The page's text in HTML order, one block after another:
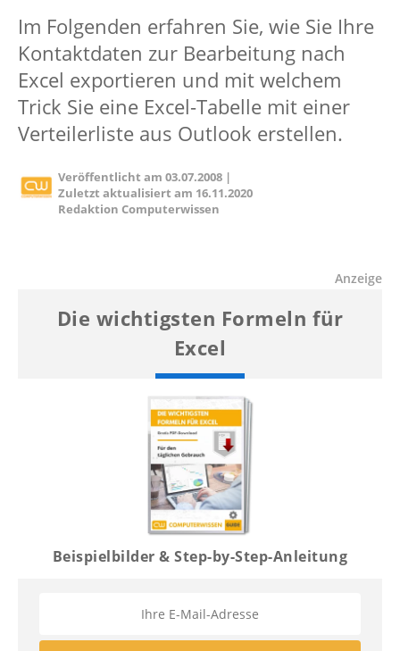
Im Folgenden erfahren Sie, wie Sie Ihre
Kontaktdaten zur Bearbeitung nach
Excel exportieren und mit welchem
Trick Sie eine Excel-Tabelle mit einer
Verteilerliste aus Outlook erstellen.
Veröffentlicht am03.07.2008 |
Zuletzt aktualisiert am 16.11.2020
Redaktion Computerwissen